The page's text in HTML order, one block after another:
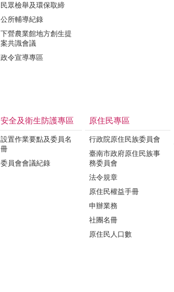
民眾檢舉及環保取締
公所輔導紀錄
下營農業館地方創生提
案共識會議
政令宣導專區
安全及衛生防護專區
設置作業要點及委員名
冊
委員會會議紀錄
原住民專區
行政院原住民族委員會
臺南市政府原住民族事
務委員會
法令規章
原住民權益手冊
申辦業務
社團名冊
原住民人口數